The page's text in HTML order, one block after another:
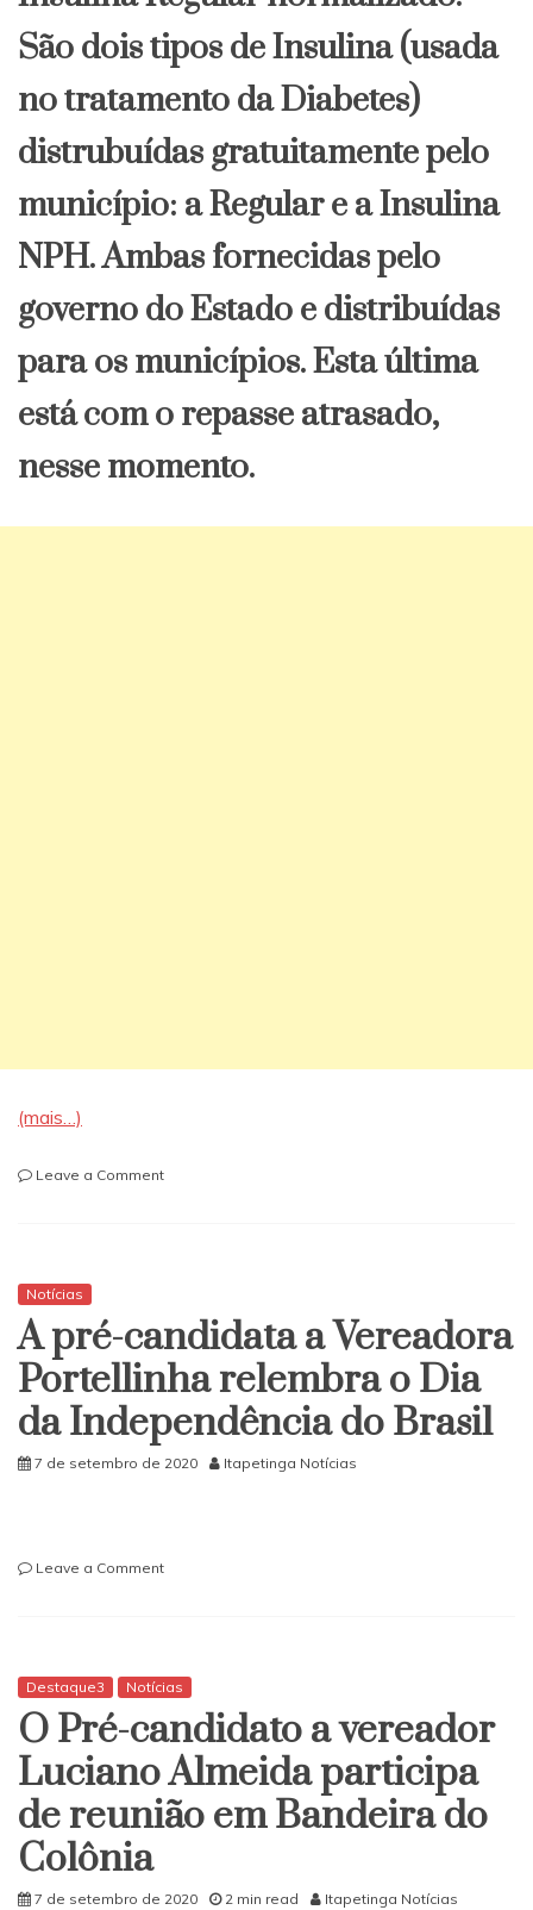
São dois tipos de Insulina (usada
no tratamento da Diabetes)
distrubuídas gratuitamente pelo
município: a Regular e a Insulina
NPH. Ambas fornecidas pelo
governo do Estado e distribuídas
para os municípios. Esta última
está com o repasse atrasado,
nesse momento.
(mais…)
Leave a Commenton
insulina
em
estoque
na
Farmácia
Municipal
Notícias
A pré-candidata a Vereadora
Portellinha relembra o Dia
da Independência do Brasil
7 de setembro de 2020 Itapetinga Notícias
Leave a Commenton
Vereadora
Portellinha
relembra
Dia
da
Independência
Destaque3 Notícias
O Pré-candidato a vereador
Luciano Almeida participa
de reunião em Bandeira do
Colônia
7 de setembro de 2020 2 min read Itapetinga Notícias